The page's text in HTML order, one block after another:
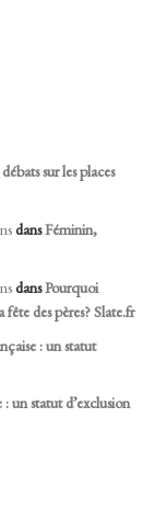
sur les places
dansFéminin,
dansPourquoi
des pères? Slate.fr
: un statut
: un statut d’exclusion